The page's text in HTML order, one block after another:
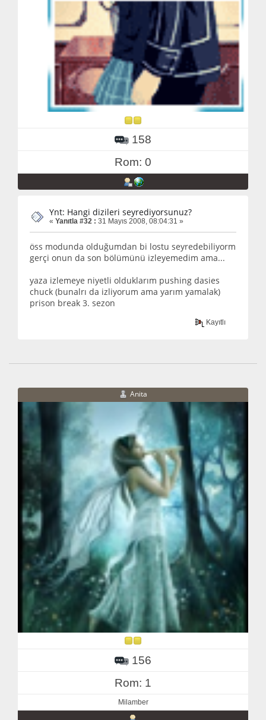
158
Rom: 0
Ynt: Hangi dizileri seyrediyorsunuz?
« Yanıtla #32 : 31 Mayıs 2008, 08:04:31 »
öss modunda olduğumdan bi lostu seyredebiliyorm
gerçi onun da son bölümünü izleyemedim ama...
yaza izlemeye niyetli olduklarım pushing dasies
chuck (bunalrı da izliyorum ama yarım yamalak)
prison break 3. sezon
Kayıtlı
Anita
156
Rom: 1
Milamber